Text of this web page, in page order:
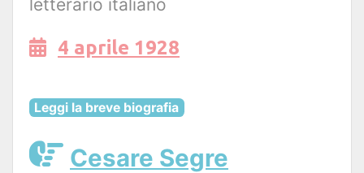
letterario italiano
4 aprile 1928
Leggi la breve biografia
Cesare Segre